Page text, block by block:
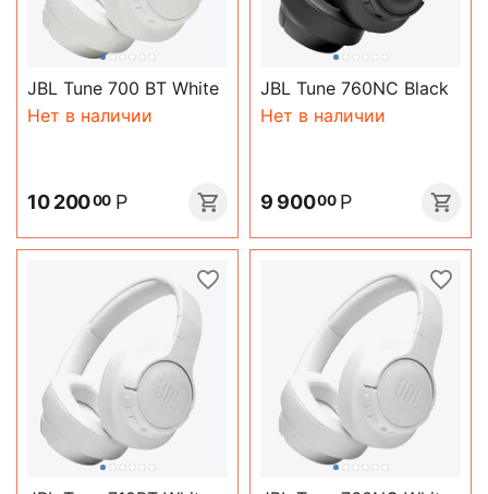
JBL Tune 700 BT White
Нет в наличии
10 20000 Р
JBL Tune 760NC Black
Нет в наличии
9 90000 Р